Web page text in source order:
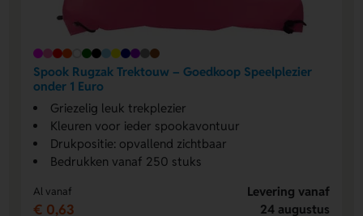
Spook Rugzak Trektouw – Goedkoop Speelplezier
onder 1 Euro
Griezelig leuk trekplezier
Kleuren voor ieder spookavontuur
Drukpositie: opvallend zichtbaar
Bedrukken vanaf 250 stuks
Al vanaf
€ 0,63
Levering vanaf
24 augustus